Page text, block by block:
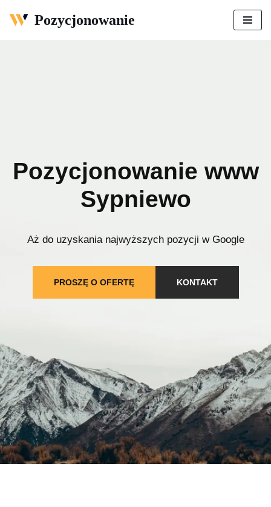
Pozycjonowanie
Pozycjonowanie www
Sypniewo
Aż do uzyskania najwyższych pozycji w Google
PROSZĘ O OFERTĘ KONTAKT